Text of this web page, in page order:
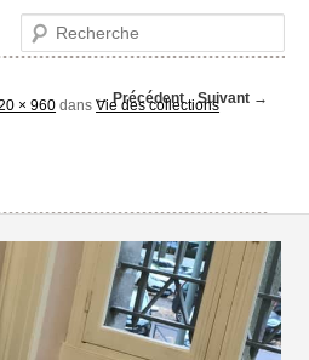
Recherche
Navigation des
← Précédent Suivant →
× 960 dansVie des collections